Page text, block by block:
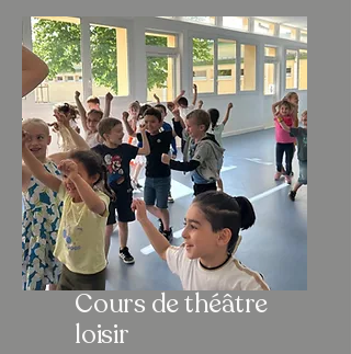
Cours de théâtre
loisir